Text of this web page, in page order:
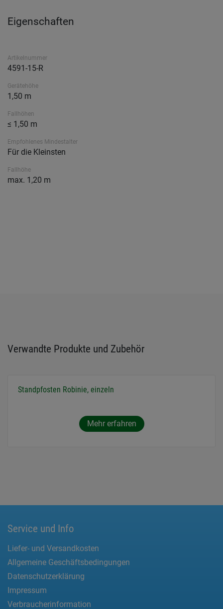
Eigenschaften
Artikelnummer
4591-15-R
Gerätehöhe
1,50 m
Fallhöhen
≤ 1,50 m
Empfohlenes Mindestalter
Für die Kleinsten
Fallhöhe
max. 1,20 m
Verwandte Produkte und Zubehör
Standpfosten Robinie, einzeln
Mehr erfahren
Service und Info
Liefer- und Versandkosten
Allgemeine Geschäftsbedingungen
Datenschutzerklärung
Impressum
Verbraucherinformation